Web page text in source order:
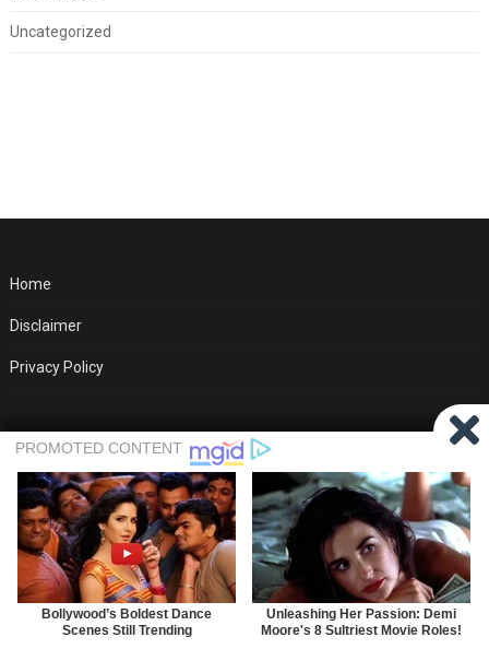
Uncategorized
Home
Disclaimer
Privacy Policy
Percaya pada proses. Memang sukar mencari kerja, ia
bertambah sukar apabila kita tidak meningkatkan kemahiran
dan cuma berharap takdir akan berubah.
iKerajaan